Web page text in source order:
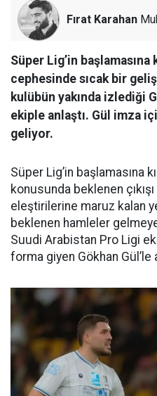
Fırat Karahan
Süper Lig’in
cephesinde sıcak bir
kulübün yakında izlediği
ekiple anlaştı. Gül imza
geliyor.
Süper Lig’in başlamasına
konusunda beklenen
eleştirilerine maruz kalan
beklenen hamleler
Suudi Arabistan Pro Ligi
forma giyen Gökhan Gül’le